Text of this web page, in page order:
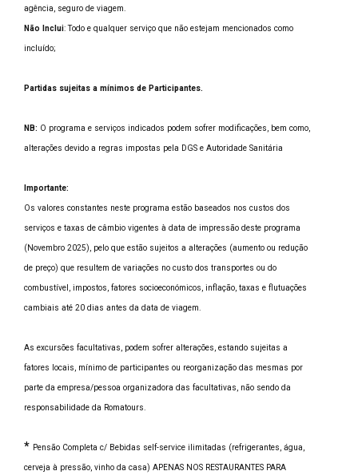
agência, seguro de viagem.
Não Inclui: Todo e qualquer serviço que não estejam mencionados como
incluído;
Partidas sujeitas a mínimos de Participantes.
NB: O programa e serviços indicados podem sofrer modificações, bem como,
alterações devido a regras impostas pela DGS e Autoridade Sanitária
Importante:
Os valores constantes neste programa estão baseados nos custos dos
serviços e taxas de câmbio vigentes à data de impressão deste programa
(Novembro 2025), pelo que estão sujeitos a alterações (aumento ou redução
de preço) que resultem de variações no custo dos transportes ou do
combustível, impostos, fatores socioeconómicos, inflação, taxas e flutuações
cambiais até 20 dias antes da data de viagem.
As excursões facultativas, podem sofrer alterações, estando sujeitas a
fatores locais, mínimo de participantes ou reorganização das mesmas por
parte da empresa/pessoa organizadora das facultativas, não sendo da
responsabilidade da Romatours.
* Pensão Completa c/ Bebidas self-service ilimitadas (refrigerantes, água,
cerveja à pressão, vinho da casa) APENAS NOS RESTAURANTES PARA